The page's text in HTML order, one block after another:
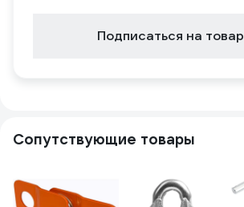
Подписаться на товар
Сопутствующие товары